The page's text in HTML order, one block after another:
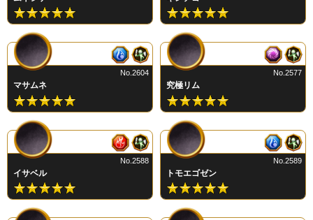
マサムネ
No.2604
究極リム
No.2577
イサベル
No.2588
トモエゴゼン
No.2589